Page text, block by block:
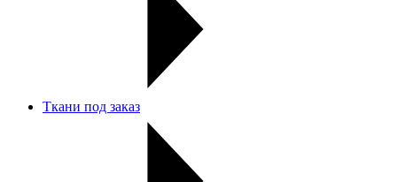
Ткани под заказ